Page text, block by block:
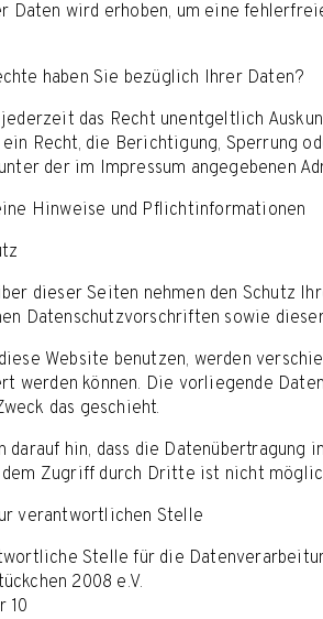
Daten wird erhoben, um eine
haben Sie bezüglich Ihrer Daten?
das Recht unentgeltlich
Recht, die Berichtigung, Sperrung
der im Impressum angegebenen
Hinweise und Pflichtinformationen
dieser Seiten nehmen den Schutz
Datenschutzvorschriften sowie
Website benutzen, werden
werden können. Die vorliegende
das geschieht.
darauf hin, dass die
dem Zugriff durch Dritte ist nicht
verantwortlichen Stelle
Stelle für die
2008 e.V.
10